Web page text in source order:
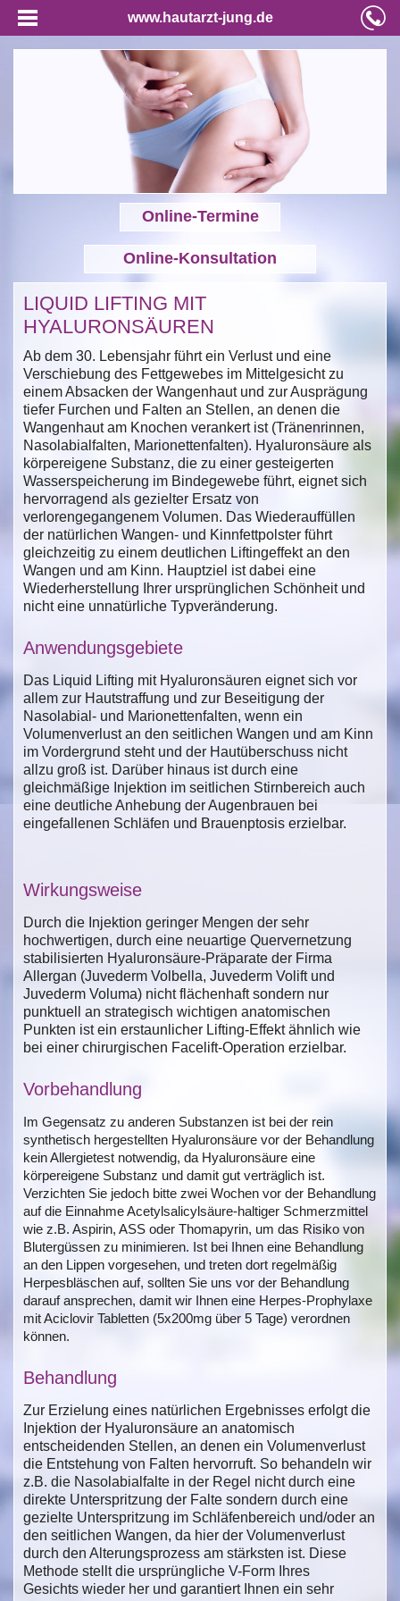
www.hautarzt-jung.de
Online-Termine
Online-Konsultation
LIQUID LIFTING MIT
HYALURONSÄUREN
Ab dem 30. Lebensjahr führt ein Verlust und eine
Verschiebung des Fettgewebes im Mittelgesicht zu
einem Absacken der Wangenhaut und zur Ausprägung
tiefer Furchen und Falten an Stellen, an denen die
Wangenhaut am Knochen verankert ist (Tränenrinnen,
Nasolabialfalten, Marionettenfalten). Hyaluronsäure als
körpereigene Substanz, die zu einer gesteigerten
Wasserspeicherung im Bindegewebe führt, eignet sich
hervorragend als gezielter Ersatz von
verlorengegangenem Volumen. Das Wiederauffüllen
der natürlichen Wangen- und Kinnfettpolster führt
gleichzeitig zu einem deutlichen Liftingeffekt an den
Wangen und am Kinn. Hauptziel ist dabei eine
Wiederherstellung Ihrer ursprünglichen Schönheit und
nicht eine unnatürliche Typveränderung.
Anwendungsgebiete
Das Liquid Lifting mit Hyaluronsäuren eignet sich vor
allem zur Hautstraffung und zur Beseitigung der
Nasolabial- und Marionettenfalten, wenn ein
Volumenverlust an den seitlichen Wangen und am Kinn
im Vordergrund steht und der Hautüberschuss nicht
allzu groß ist. Darüber hinaus ist durch eine
gleichmäßige Injektion im seitlichen Stirnbereich auch
eine deutliche Anhebung der Augenbrauen bei
eingefallenen Schläfen und Brauenptosis erzielbar.
Wirkungsweise
Durch die Injektion geringer Mengen der sehr
hochwertigen, durch eine neuartige Quervernetzung
stabilisierten Hyaluronsäure-Präparate der Firma
Allergan (Juvederm Volbella, Juvederm Volift und
Juvederm Voluma) nicht flächenhaft sondern nur
punktuell an strategisch wichtigen anatomischen
Punkten ist ein erstaunlicher Lifting-Effekt ähnlich wie
bei einer chirurgischen Facelift-Operation erzielbar.
Vorbehandlung
Im Gegensatz zu anderen Substanzen ist bei der rein
synthetisch hergestellten Hyaluronsäure vor der Behandlung
kein Allergietest notwendig, da Hyaluronsäure eine
körpereigene Substanz und damit gut verträglich ist.
Verzichten Sie jedoch bitte zwei Wochen vor der Behandlung
auf die Einnahme Acetylsalicylsäure-haltiger Schmerzmittel
wie z.B. Aspirin, ASS oder Thomapyrin, um das Risiko von
Blutergüssen zu minimieren. Ist bei Ihnen eine Behandlung
an den Lippen vorgesehen, und treten dort regelmäßig
Herpesbläschen auf, sollten Sie uns vor der Behandlung
darauf ansprechen, damit wir Ihnen eine Herpes-Prophylaxe
mit Aciclovir Tabletten (5x200mg über 5 Tage) verordnen
können.
Behandlung
Zur Erzielung eines natürlichen Ergebnisses erfolgt die
Injektion der Hyaluronsäure an anatomisch
entscheidenden Stellen, an denen ein Volumenverlust
die Entstehung von Falten hervorruft. So behandeln wir
z.B. die Nasolabialfalte in der Regel nicht durch eine
direkte Unterspritzung der Falte sondern durch eine
gezielte Unterspritzung im Schläfenbereich und/oder an
den seitlichen Wangen, da hier der Volumenverlust
durch den Alterungsprozess am stärksten ist. Diese
Methode stellt die ursprüngliche V-Form Ihres
Gesichts wieder her und garantiert Ihnen ein sehr